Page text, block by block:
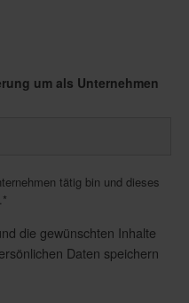
um als Unternehmen
tätig bin und dieses
*
die gewünschten Inhalte
Daten speichern